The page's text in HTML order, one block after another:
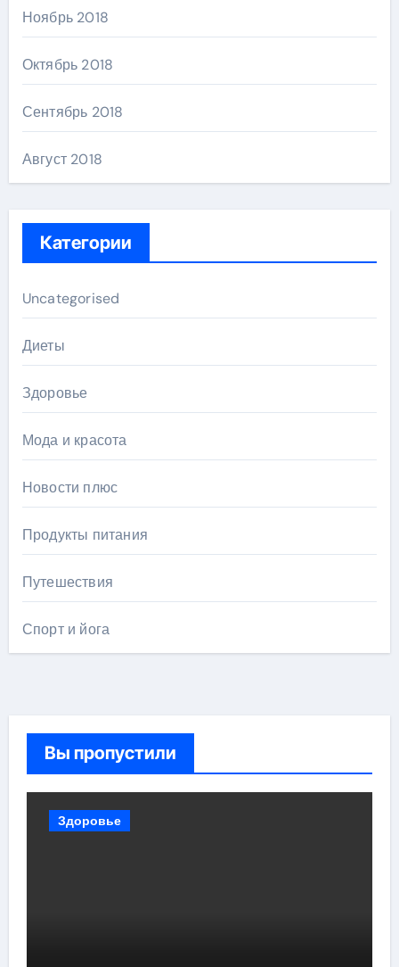
Ноябрь 2018
Октябрь 2018
Сентябрь 2018
Август 2018
Категории
Uncategorised
Диеты
Здоровье
Мода и красота
Новости плюс
Продукты питания
Путешествия
Спорт и йога
Вы пропустили
Здоровье